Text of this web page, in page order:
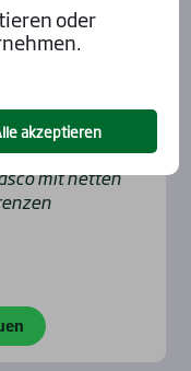
S.S. ist wie­der
drauf
mit net­ten
oder
akzeptieren